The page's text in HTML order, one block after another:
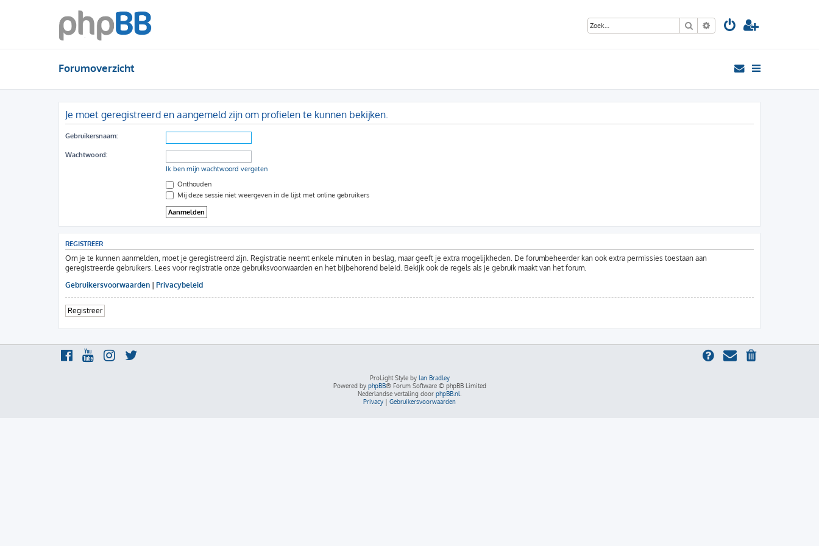
Zoek Uitgebreid zoeken
Forumoverzicht
Je moet geregistreerd en aangemeld zijn om profielen te kunnen bekijken.
Gebruikersnaam:
Wachtwoord:
Ik ben mijn wachtwoord vergeten
Onthouden
Mij deze sessie niet weergeven in de lijst met online gebruikers
REGISTREER
Om je te kunnen aanmelden, moet je geregistreerd zijn. Registratie neemt enkele minuten in beslag, maar geeft je extra mogelijkheden. De forumbeheerder kan ook extra permissies toestaan aan
geregistreerde gebruikers. Lees voor registratie onze gebruiksvoorwaarden en het bijbehorend beleid. Bekijk ook de regels als je gebruik maakt van het forum.
Gebruikersvoorwaarden | Privacybeleid
Registreer
ProLight Style by Ian Bradley
Powered by phpBB® Forum Software © phpBB Limited
Nederlandse vertaling door phpBB.nl
Privacy | Gebruikersvoorwaarden